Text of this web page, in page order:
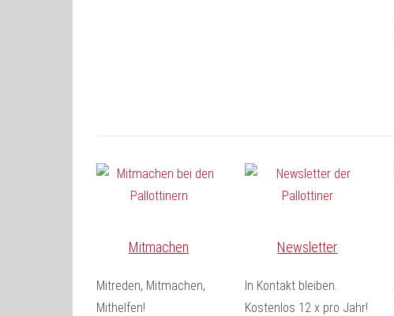
Mitmachen
Mitreden, Mitmachen,
Mithelfen!
Newsletter
In Kontakt bleiben.
Kostenlos 12 x pro Jahr!